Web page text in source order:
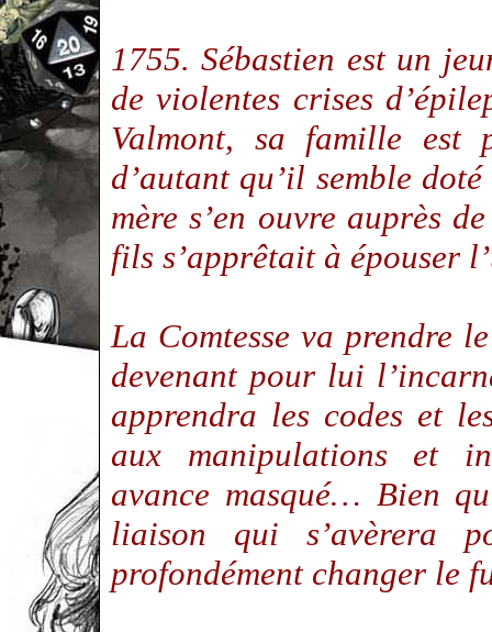
1755. Sébastien est un
de violentes crises
Valmont, sa famille est
d’autant qu’il semble
mère s’en ouvre auprès
fils s’apprêtait à épouser
La Comtesse va prendre
devenant pour lui
apprendra les codes et
aux manipulations et
avance masqué… Bien
liaison qui s’avèrera
profondément changer le